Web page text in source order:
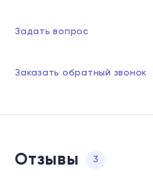
Задать вопрос
Заказать обратный звонок
Отзывы 3